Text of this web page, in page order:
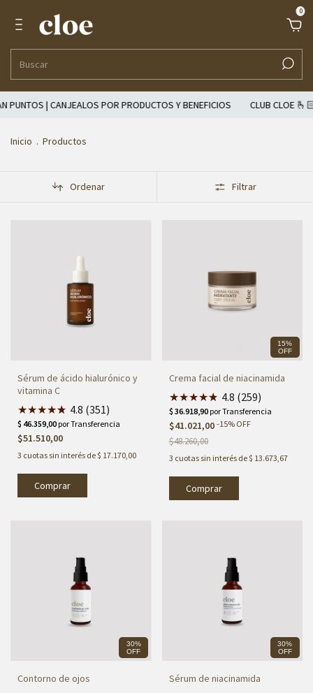
0
CANJEALOS POR PRODUCTOS Y BENEFICIOS CLUB CLOE 🫰🏻 AHORA
Inicio . Productos
Ordenar Filtrar
Sérum de ácido hialurónico y
vitamina C
★★★★★
★ 4.8 (351)
$51.510,00
3 cuotas sin interés de$ 17.170,00
15%
OFF
Crema facial de niacinamida
★★★★★
★ 4.8 (259)
$41.021,00 -15% OFF
$48.260,00
3 cuotas sin interés de$ 13.673,67
30%
OFF
Contorno de ojos
30%
OFF
Sérum de niacinamida